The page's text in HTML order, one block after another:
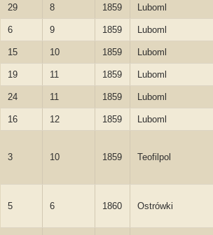
29 8 1859 Luboml
6 9 1859 Luboml
15 10 1859 Luboml
19 11 1859 Luboml
24 11 1859 Luboml
16 12 1859 Luboml
3 10 1859 Teofilpol
5 6 1860 Ostrówki